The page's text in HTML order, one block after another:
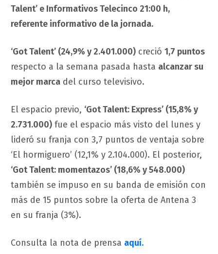
Talent’ e Informativos Telecinco 21:00 h,
referente informativo de la jornada.
‘Got Talent’ (24,9% y 2.401.000) creció 1,7 puntos
respecto a la semana pasada hasta alcanzar su
mejor marca del curso televisivo.
El espacio previo, ‘Got Talent: Express’ (15,8% y
2.731.000) fue el espacio más visto del lunes y
lideró su franja con 3,7 puntos de ventaja sobre
‘El hormiguero’ (12,1% y 2.104.000). El posterior,
‘Got Talent: momentazos’ (18,6% y 548.000)
también se impuso en su banda de emisión con
más de 15 puntos sobre la oferta de Antena 3
en su franja (3%).
Consulta la nota de prensa aquí.